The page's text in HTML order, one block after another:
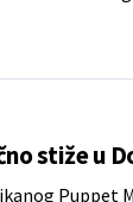
stiže u
Puppet